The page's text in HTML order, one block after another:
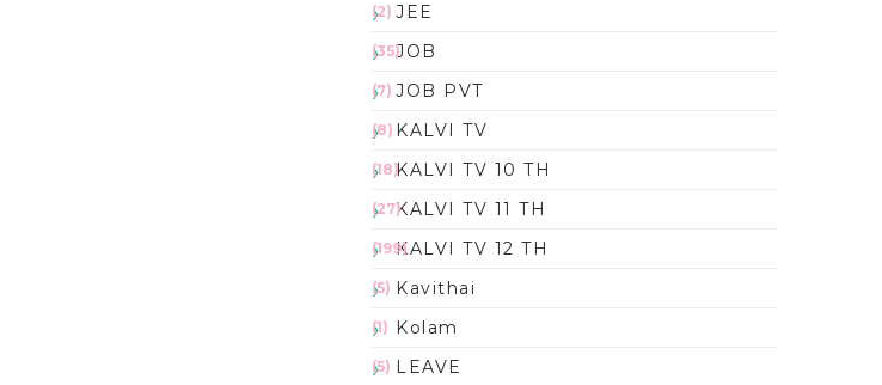
JEE
(2)
JOB
(35)
JOB PVT
(7)
KALVI TV
(8)
KALVI TV 10 TH
(18)
KALVI TV 11 TH
(27)
KALVI TV 12 TH
(199)
Kavithai
(5)
Kolam
(1)
LEAVE
(5)